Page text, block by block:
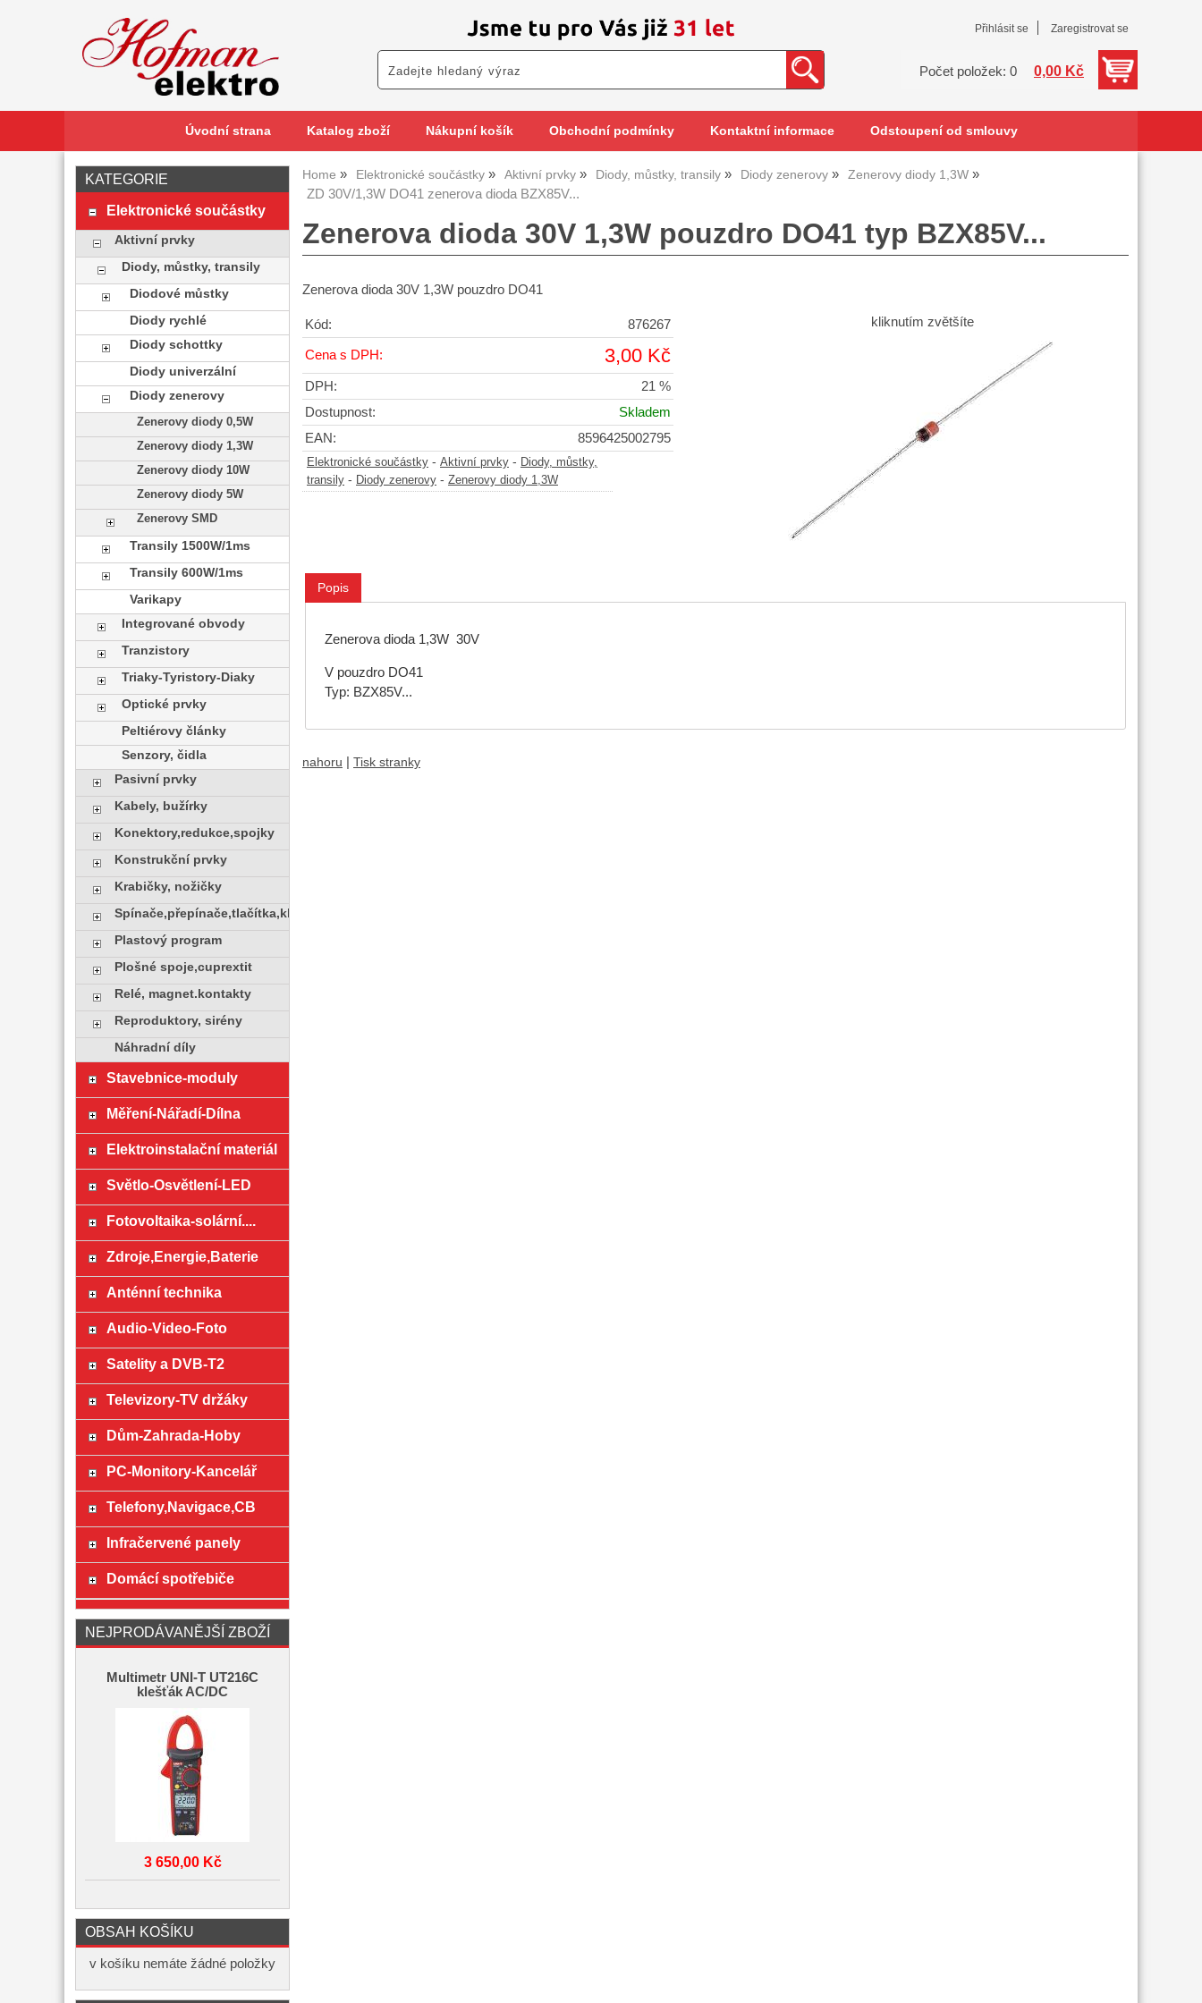
Přihlásit se Zaregistrovat se
Počet položek: 0 0,00 Kč
Úvodní strana Katalog zboží Nákupní košík Obchodní podmínky Kontaktní informace Odstoupení od smlouvy
Home Elektronické součástky Aktivní prvky Diody, můstky, transily Diody zenerovy Zenerovy diody 1,3W
ZD 30V/1,3W DO41 zenerova dioda BZX85V...
Zenerova dioda 30V 1,3W pouzdro DO41 typ BZX85V...
Zenerova dioda 30V 1,3W pouzdro DO41
kliknutím zvětšíte
Kód: 876267
Cena s DPH: 3,00 Kč
DPH:
21 %
Dostupnost:
Skladem
EAN:
8596425002795
Elektronické součástky - Aktivní prvky - Diody, můstky,
transily - Diody zenerovy - Zenerovy diody 1,3W
Popis
Zenerova dioda 1,3W 30V
V pouzdro DO41
Typ: BZX85V...
nahoru Tisk stranky
KATEGORIE
Elektronické součástky
Aktivní prvky
Diody, můstky, transily
Diodové můstky
Diody rychlé
Diody schottky
Diody univerzální
Diody zenerovy
Zenerovy diody 0,5W
Zenerovy diody 1,3W
Zenerovy diody 10W
Zenerovy diody 5W
Zenerovy SMD
Transily 1500W/1ms
Transily 600W/1ms
Varikapy
Integrované obvody
Tranzistory
Triaky-Tyristory-Diaky
Optické prvky
Peltiérovy články
Senzory, čidla
Pasivní prvky
Kabely, bužírky
Konektory,redukce,spojky
Konstrukční prvky
Krabičky, nožičky
Spínače,přepínače,tlačítka,klávesy
Plastový program
Plošné spoje,cuprextit
Relé, magnet.kontakty
Reproduktory, sirény
Náhradní díly
Stavebnice-moduly
Měření-Nářadí-Dílna
Elektroinstalační materiál
Světlo-Osvětlení-LED
Fotovoltaika-solární....
Zdroje,Energie,Baterie
Anténní technika
Audio-Video-Foto
Satelity a DVB-T2
Televizory-TV držáky
Dům-Zahrada-Hoby
PC-Monitory-Kancelář
Telefony,Navigace,CB
Infračervené panely
Domácí spotřebiče
NEJPRODÁVANĚJŠÍ ZBOŽÍ
Multimetr UNI-T UT216C
klešťák AC/DC
3 650,00 Kč
OBSAH KOŠÍKU
v košíku nemáte žádné položky